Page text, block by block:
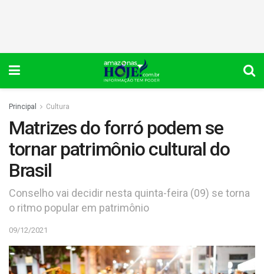
Principal Cultura
Matrizes do forró podem se
tornar patrimônio cultural do
Brasil
Conselho vai decidir nesta quinta-feira (09) se torna
o ritmo popular em patrimônio
09/12/2021